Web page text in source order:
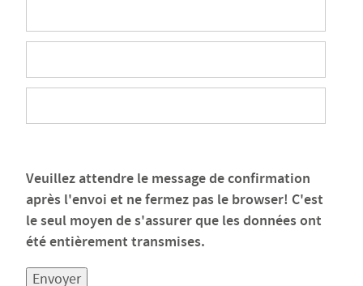
Veuillez attendre le message de confirmation
après l'envoi et ne fermez pas le browser! C'est
le seul moyen de s'assurer que les données ont
été entièrement transmises.